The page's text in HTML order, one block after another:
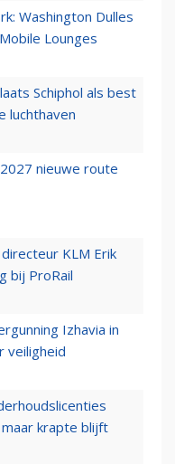
Washington Dulles
Lounges
Schiphol als best
luchthaven
nieuwe route
KLM Erik
bij ProRail
Izhavia in
veiligheid
krapte blijft